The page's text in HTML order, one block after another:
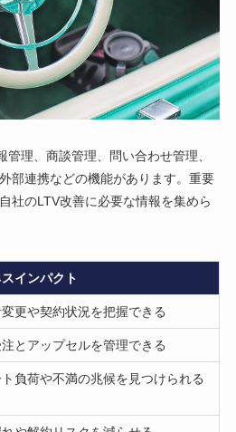
理、商談管理、問い合わせ管理、
部連携などの機能があります。重要
社のLTV改善に必要な情報を集めら
インパクト
更や契約状況を把握できる
とアップセルを管理できる
負荷や不満の兆候を見つけられる